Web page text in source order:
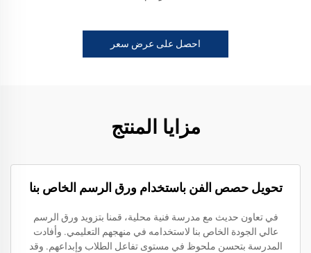
احصل على عرض سعر
مزايا المنتج
تحويل حصص الفن باستخدام ورق الرسم الخاص بنا
في تعاون حديث مع مدرسة فنية محلية، قمنا بتزويد ورق الرسم
عالي الجودة الخاص بنا لاستخدامه في منهجهم التعليمي. وأفادت
المدرسة بتحسن ملحوظ في مستوى تفاعل الطلاب وإبداعهم. وقد